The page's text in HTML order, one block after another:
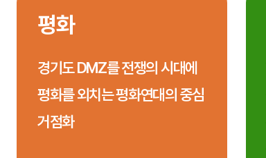
평화
경기도 DMZ를 전쟁의 시대에
평화를 외치는 평화연대의 중심
거점화